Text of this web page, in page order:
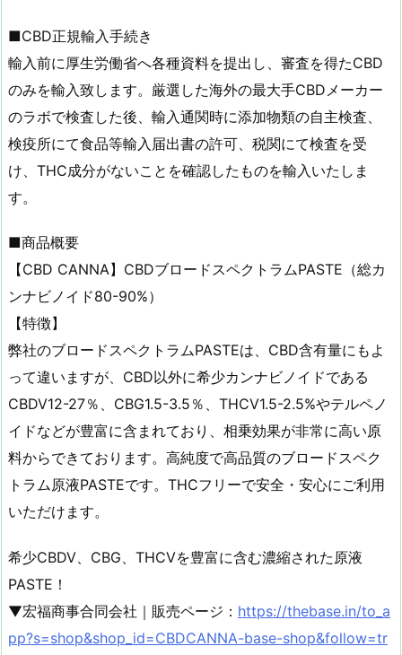
■CBD正規輸入手続き
輸入前に厚生労働省へ各種資料を提出し、審査を得たCBD
のみを輸入致します。厳選した海外の最大手CBDメーカー
のラボで検査した後、輸入通関時に添加物類の自主検査、
検疫所にて食品等輸入届出書の許可、税関にて検査を受
け、THC成分がないことを確認したものを輸入いたしま
す。
■商品概要
【CBD CANNA】CBDブロードスペクトラムPASTE（総カ
ンナビノイド80-90%）
【特徴】
弊社のブロードスペクトラムPASTEは、CBD含有量にもよ
って違いますが、CBD以外に希少カンナビノイドである
CBDV12-27％、CBG1.5-3.5％、THCV1.5-2.5%やテルペノ
イドなどが豊富に含まれており、相乗効果が非常に高い原
料からできております。高純度で高品質のブロードスペク
トラム原液PASTEです。THCフリーで安全・安心にご利用
いただけます。
希少CBDV、CBG、THCVを豊富に含む濃縮された原液
PASTE！
▼宏福商事合同会社｜販売ページ： https://thebase.in/to_a
pp?s=shop&shop_id=CBDCANNA-base-shop&follow=tr